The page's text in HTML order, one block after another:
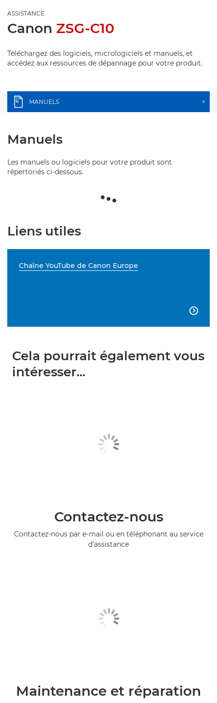
ASSISTANCE
Canon ZSG-C10
Téléchargez des logiciels, micrologiciels et manuels, et
accédez aux ressources de dépannage pour votre produit.
MANUELS +
Manuels
Les manuels ou logiciels pour votre produit sont
répertoriés ci-dessous.
Liens utiles
Chaîne YouTube de Canon Europe

Cela pourrait également vous
intéresser...
Contactez-nous
Contactez-nous par e-mail ou en téléphonant au service
d'assistance
Maintenance et réparation